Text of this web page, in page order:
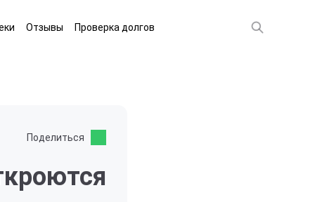
Отзывы Проверка долгов
Поделиться